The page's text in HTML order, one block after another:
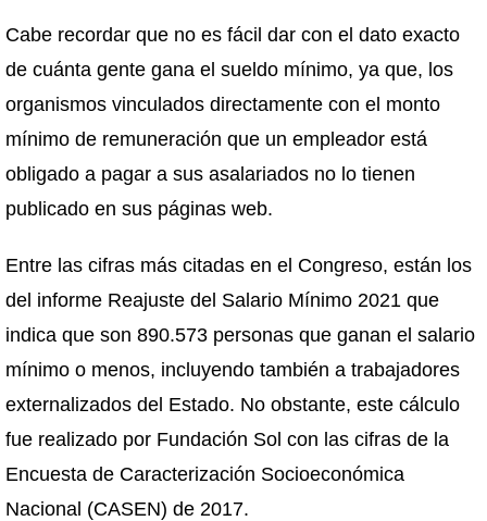
Cabe recordar que no es fácil dar con el dato exacto
de cuánta gente gana el sueldo mínimo, ya que, los
organismos vinculados directamente con el monto
mínimo de remuneración que un empleador está
obligado a pagar a sus asalariados no lo tienen
publicado en sus páginas web.
Entre las cifras más citadas en el Congreso, están los
del informe Reajuste del Salario Mínimo 2021 que
indica que son 890.573 personas que ganan el salario
mínimo o menos, incluyendo también a trabajadores
externalizados del Estado. No obstante, este cálculo
fue realizado por Fundación Sol con las cifras de la
Encuesta de Caracterización Socioeconómica
Nacional (CASEN) de 2017.